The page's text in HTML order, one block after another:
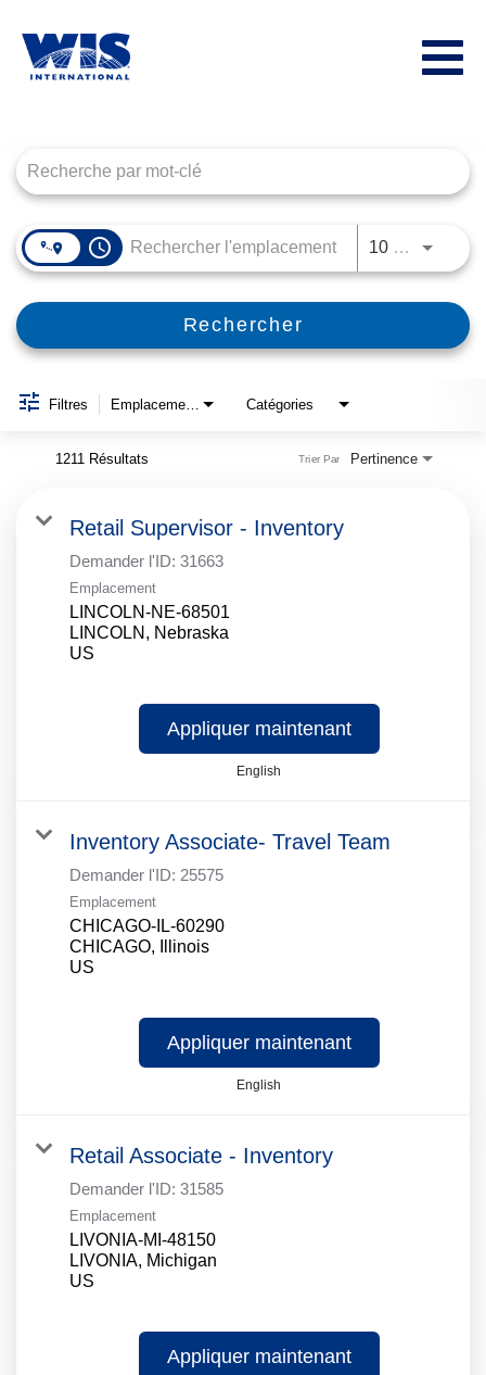
PRODUCT CONNECTIONS
DEALER SOLUTIONS, INC
FRANÇAIS
access_time 10 KM
Rechercher
Filtres Catégories
1211 Résultats Pertinence
Trier Par
Retail Supervisor - Inventory
Demander l'ID: 31663
Emplacement
LINCOLN-NE-68501
LINCOLN, Nebraska
Appliquer maintenant
English
Inventory Associate- Travel Team
Demander l'ID: 25575
Emplacement
CHICAGO-IL-60290
CHICAGO, Illinois
Appliquer maintenant
English
Retail Associate - Inventory
Demander l'ID: 31585
Emplacement
LIVONIA-MI-48150
LIVONIA, Michigan
Appliquer maintenant